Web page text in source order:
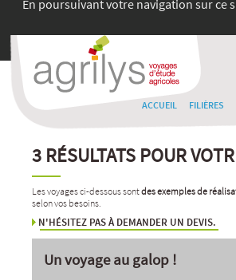
En poursuivant votre navigation sur
ACCUEIL FILIÈRES
3 RÉSULTATS POUR
Les voyages ci-dessous sontdes exemples de
selon vos besoins.
N'HÉSITEZ PAS À DEMANDER UN DEVIS.
Un voyage au galop !